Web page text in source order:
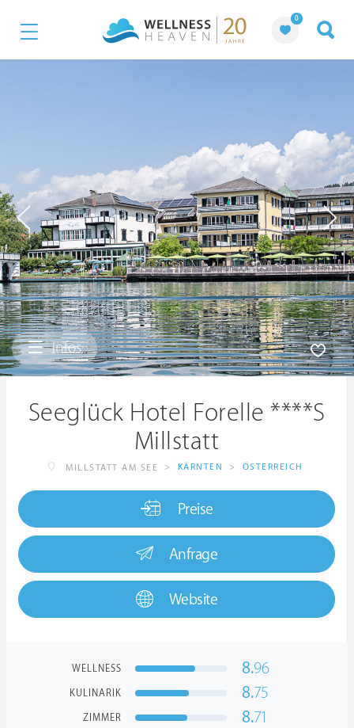
0
Infos
Seeglück Hotel Forelle ****S
Millstatt
MILLSTATT AM SEE > KÄRNTEN > ÖSTERREICH
Preise
Anfrage
Website
WELLNESS 8.96
KULINARIK 8.75
ZIMMER 8.71